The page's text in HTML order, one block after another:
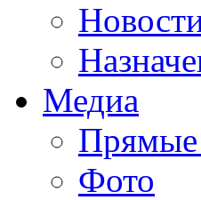
Медиа
Прямые
Фото